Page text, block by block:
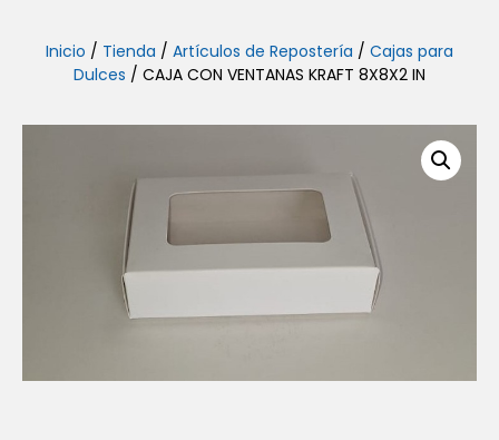
Inicio / Tienda / Artículos de Repostería / Cajas para
Dulces / CAJA CON VENTANAS KRAFT 8X8X2 IN